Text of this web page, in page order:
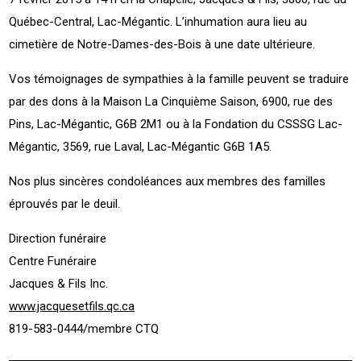
Québec-Central, Lac-Mégantic. L’inhumation aura lieu au
cimetière de Notre-Dames-des-Bois à une date ultérieure.
Vos témoignages de sympathies à la famille peuvent se traduire
par des dons à la Maison La Cinquième Saison, 6900, rue des
Pins, Lac-Mégantic, G6B 2M1 ou à la Fondation du CSSSG Lac-
Mégantic, 3569, rue Laval, Lac-Mégantic G6B 1A5.
Nos plus sincères condoléances aux membres des familles
éprouvés par le deuil.
Direction funéraire
Centre Funéraire
Jacques & Fils Inc.
www.jacquesetfils.qc.ca
819-583-0444/membre CTQ